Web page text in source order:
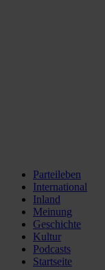
Parteileben
International
Inland
Meinung
Geschichte
Kultur
Podcasts
Startseite